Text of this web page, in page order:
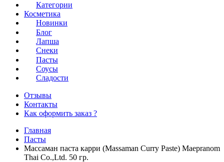
Категории
Косметика
Новинки
Блог
Лапша
Снеки
Пасты
Соусы
Сладости
Отзывы
Контакты
Как оформить заказ ?
Главная
Пасты
Массаман паста карри (Massaman Curry Paste) Maepranom
Thai Co.,Ltd. 50 гр.